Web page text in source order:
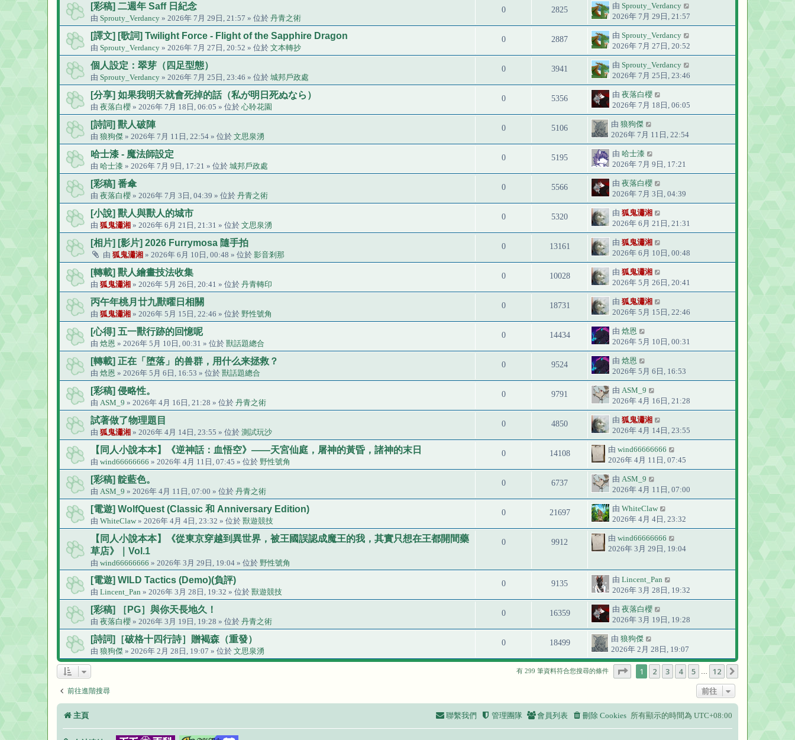
[彩稿] 二週年 Saff 日紀念
由 Sprouty_Verdancy » 2026年 7月 29日, 21:57 » 位於 丹青之術
0 2825 由 Sprouty_Verdancy
2026年 7月 29日, 21:57
[譯文] [歌詞] Twilight Force - Flight of the Sapphire Dragon
由 Sprouty_Verdancy » 2026年 7月 27日, 20:52 » 位於 文本轉抄
0 2887 由 Sprouty_Verdancy
2026年 7月 27日, 20:52
個人設定：翠芽（四足型態）
由 Sprouty_Verdancy » 2026年 7月 25日, 23:46 » 位於 城邦戶政處
0 3941 由 Sprouty_Verdancy
2026年 7月 25日, 23:46
[分享] 如果我明天就會死掉的話（私が明日死ぬなら）
由 夜落白櫻 » 2026年 7月 18日, 06:05 » 位於 心聆花園
0 5356 由 夜落白櫻
2026年 7月 18日, 06:05
[詩詞] 獸人破陣
由 狼狗傑 » 2026年 7月 11日, 22:54 » 位於 文思泉湧
0 5106 由 狼狗傑
2026年 7月 11日, 22:54
哈士漆 - 魔法師設定
由 哈士漆 » 2026年 7月 9日, 17:21 » 位於 城邦戶政處
0 5195 由 哈士漆
2026年 7月 9日, 17:21
[彩稿] 番傘
由 夜落白櫻 » 2026年 7月 3日, 04:39 » 位於 丹青之術
0 5566 由 夜落白櫻
2026年 7月 3日, 04:39
[小說] 獸人與獸人的城市
由 狐鬼瀟湘 » 2026年 6月 21日, 21:31 » 位於 文思泉湧
0 5320 由 狐鬼瀟湘
2026年 6月 21日, 21:31
[相片] [影片] 2026 Furrymosa 隨手拍
由 狐鬼瀟湘 » 2026年 6月 10日, 00:48 » 位於 影音剎那
0 13161 由 狐鬼瀟湘
2026年 6月 10日, 00:48
[轉載] 獸人繪畫技法收集
由 狐鬼瀟湘 » 2026年 5月 26日, 20:41 » 位於 丹青轉印
0 10028 由 狐鬼瀟湘
2026年 5月 26日, 20:41
丙午年桃月廿九獸曜日相關
由 狐鬼瀟湘 » 2026年 5月 15日, 22:46 » 位於 野性號角
0 18731 由 狐鬼瀟湘
2026年 5月 15日, 22:46
[心得] 五一獸行跡的回憶呢
由 焓恩 » 2026年 5月 10日, 00:31 » 位於 獸話題總合
0 14434 由 焓恩
2026年 5月 10日, 00:31
[轉載] 正在「堕落」的兽群，用什么来拯救？
由 焓恩 » 2026年 5月 6日, 16:53 » 位於 獸話題總合
0 9524 由 焓恩
2026年 5月 6日, 16:53
[彩稿] 侵略性。
由 ASM_9 » 2026年 4月 16日, 21:28 » 位於 丹青之術
0 9791 由 ASM_9
2026年 4月 16日, 21:28
試著做了物理題目
由 狐鬼瀟湘 » 2026年 4月 14日, 23:55 » 位於 測試玩沙
0 4850 由 狐鬼瀟湘
2026年 4月 14日, 23:55
【同人小說本本】《逆神話：血悟空》——天宮仙庭，屠神的黃昏，諸神的末日
由 wind66666666 » 2026年 4月 11日, 07:45 » 位於 野性號角
0 14108 由 wind66666666
2026年 4月 11日, 07:45
[彩稿] 靛藍色。
由 ASM_9 » 2026年 4月 11日, 07:00 » 位於 丹青之術
0 6737 由 ASM_9
2026年 4月 11日, 07:00
[電遊] WolfQuest (Classic 和 Anniversary Edition)
由 WhiteClaw » 2026年 4月 4日, 23:32 » 位於 獸遊競技
0 21697 由 WhiteClaw
2026年 4月 4日, 23:32
【同人小說本本】《從東京穿越到異世界，被王國誤認成魔王的我，其實只想在王都開間藥
草店》｜Vol.1
由 wind66666666 » 2026年 3月 29日, 19:04 » 位於 野性號角
0 9912 由 wind66666666
2026年 3月 29日, 19:04
[電遊] WILD Tactics (Demo)(負評)
由 Lincent_Pan » 2026年 3月 28日, 19:32 » 位於 獸遊競技
0 9135 由 Lincent_Pan
2026年 3月 28日, 19:32
[彩稿] ［PG］與你天長地久！
由 夜落白櫻 » 2026年 3月 19日, 19:28 » 位於 丹青之術
0 16359 由 夜落白櫻
2026年 3月 19日, 19:28
[詩詞]［破格十四行詩］贈褐森（重發）
由 狼狗傑 » 2026年 2月 28日, 19:07 » 位於 文思泉湧
0 18499 由 狼狗傑
2026年 2月 28日, 19:07
有 299 筆資料符合您搜尋的條件 1頁 (共 12 頁)
1 2 3 4 5 12
前往進階搜尋 前往
主頁 所有顯示的時間為 UTC+08:00
刪除 Cookies
會員列表
管理團隊
聯繫我們